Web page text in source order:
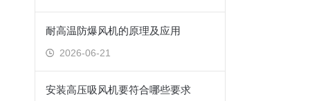
耐高温防爆风机的原理及应用
2026-06-21
安装高压吸风机要符合哪些要求